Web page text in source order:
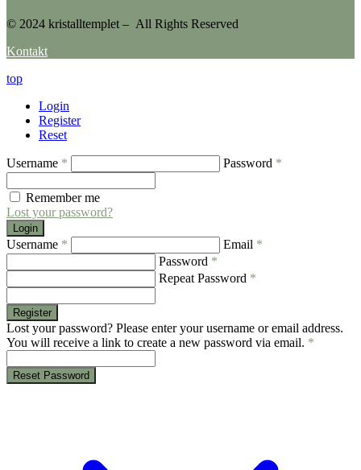
© 2024 kristalltemplet – All Rights Reserved
Kontakt
top
Login
Register
Reset
Username * Password *
Remember me
Lost your password?
Login
Username * Email *
Password *
Repeat Password *
Register
Lost your password? Please enter your username or email address.
You will receive a link to create a new password via email. *
Reset Password